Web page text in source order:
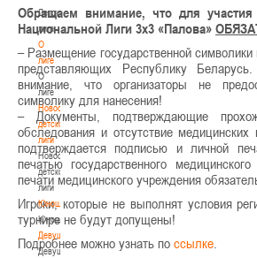
Детская
лига
О
лиге
О
лиге
Новости
детской
лиги
Новости
детской
лиги
Юноши
Юноши
Девушки
Девушки
Обращаем внимание, что для
Национальной Лиги 3х3 «Палова»
– Размещение государственной символики
представляющих Республику
внимание, что организаторы не
символику для нанесения!
– Документы, подтверждающие
обследования и отсутствие медицинских
подтверждается подписью и личной
печатью государственного
печати медицинского учреждения
Игроки, которые не выполнят условия
турнире не будут допущены!
Подробнее можно узнать по ссылке